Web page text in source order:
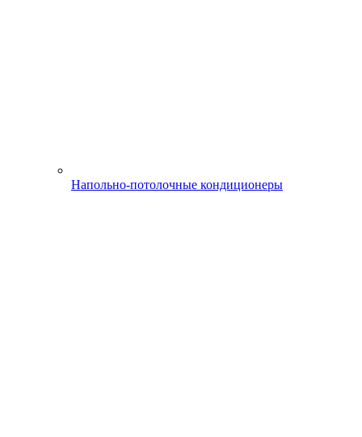
Напольно-потолочные кондиционеры